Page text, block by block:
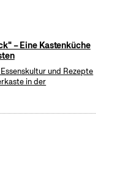
– Eine Kastenküche
und Rezepte
in der